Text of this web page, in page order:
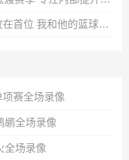
猛龙主帅：斯科蒂·巴恩斯把防守放在首位 我和他的篮球理念一致
赛全场录像
鹕全场录像
全场录像